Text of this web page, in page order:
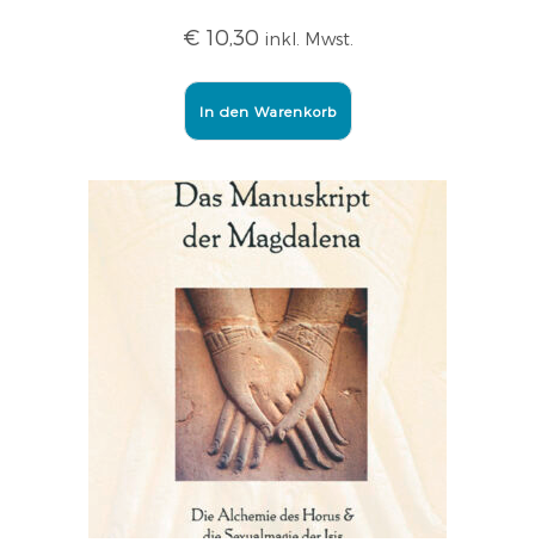
€ 10,30 inkl. Mwst.
In den Warenkorb